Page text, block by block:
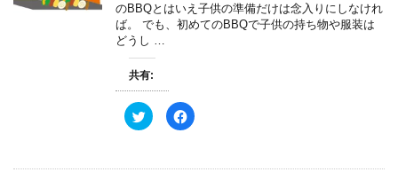
のBBQとはいえ子供の準備だけは念入りにしなけれ
ば。 でも、初めてのBBQで子供の持ち物や服装は
どうし …
共有:
ク
リ
て
F
a
o